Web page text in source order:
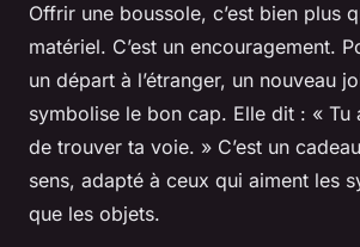
Offrir une boussole, c’est bien plus
matériel. C’est un encouragement.
un départ à l’étranger, un nouveau
symbolise le bon cap. Elle dit : « Tu
de trouver ta voie. » C’est un
sens, adapté à ceux qui aiment les
que les objets.